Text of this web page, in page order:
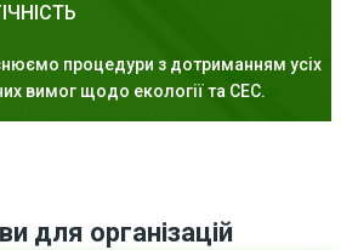
процедури з дотриманням усіх
вимог щодо екології та СЕС.
для організацій